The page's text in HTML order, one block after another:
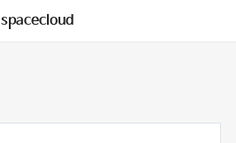
spacecloud